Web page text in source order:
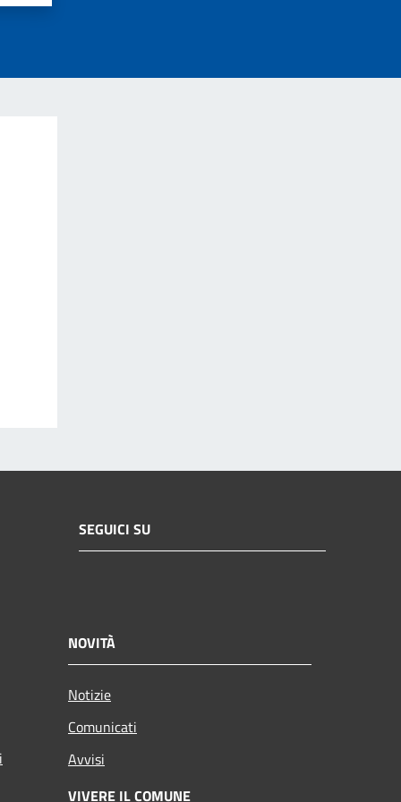
SEGUICI SU
NOVITÀ
Notizie
Comunicati
Avvisi
VIVERE IL COMUNE